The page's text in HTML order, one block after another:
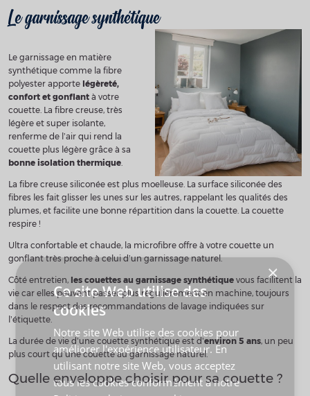
Le garnissage synthétique
Le garnissage en matière
synthétique comme la fibre
polyester apporte légèreté,
confort et gonflant à votre
couette. La fibre creuse, très
légère et super isolante,
renferme de l’air qui rend la
couette plus légère grâce à sa
bonne isolation thermique
La fibre creuse siliconée est plus moelleuse. La surface siliconée des
fibres les fait glisser les unes sur les autres, rappelant les qualités des
plumes, et facilite une bonne répartition dans la couette. La couette
respire !
Ultra confortable et chaude, la microfibre offre à votre couette un
gonflant très proche à celui d’un garnissage naturel.
Côté entretien, les couettes au garnissage synthétique vous facilitent la
vie car elles peuvent passer plus régulièrement en machine, toujours
dans le respect des recommandations de lavage indiquées sur
l’étiquette.
La durée de vie d’une couette synthétique est d’environ 5 ans, un peu
plus court qu’une couette au garnissage naturel.
Quelle enveloppe choisir pour sa couette ?